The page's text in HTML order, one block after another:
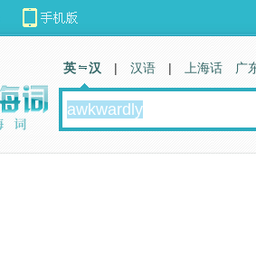
英 汉 | 汉语 | 上海话 广